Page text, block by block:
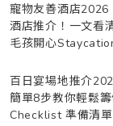
寵物友善酒店
酒店推介！一文看
毛孩開心
百日宴場地推介
簡單8步教你輕鬆
Checklist 準備清單